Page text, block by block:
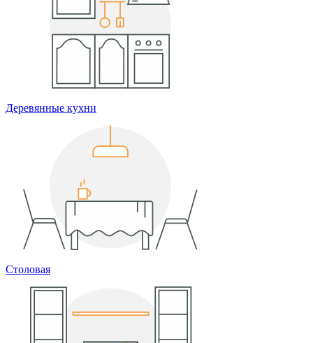
Деревянные кухни
Столовая